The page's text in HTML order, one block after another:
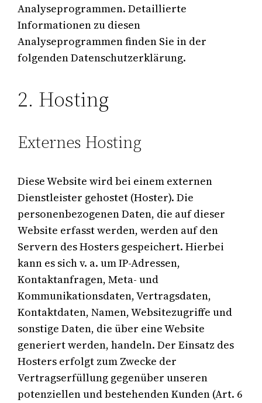
Analyseprogrammen. Detaillierte
Informationen zu diesen
Analyseprogrammen finden Sie in der
folgenden Datenschutzerklärung.
2. Hosting
Externes Hosting
Diese Website wird bei einem externen
Dienstleister gehostet (Hoster). Die
personenbezogenen Daten, die auf dieser
Website erfasst werden, werden auf den
Servern des Hosters gespeichert. Hierbei
kann es sich v. a. um IP-Adressen,
Kontaktanfragen, Meta- und
Kommunikationsdaten, Vertragsdaten,
Kontaktdaten, Namen, Websitezugriffe und
sonstige Daten, die über eine Website
generiert werden, handeln. Der Einsatz des
Hosters erfolgt zum Zwecke der
Vertragserfüllung gegenüber unseren
potenziellen und bestehenden Kunden (Art. 6